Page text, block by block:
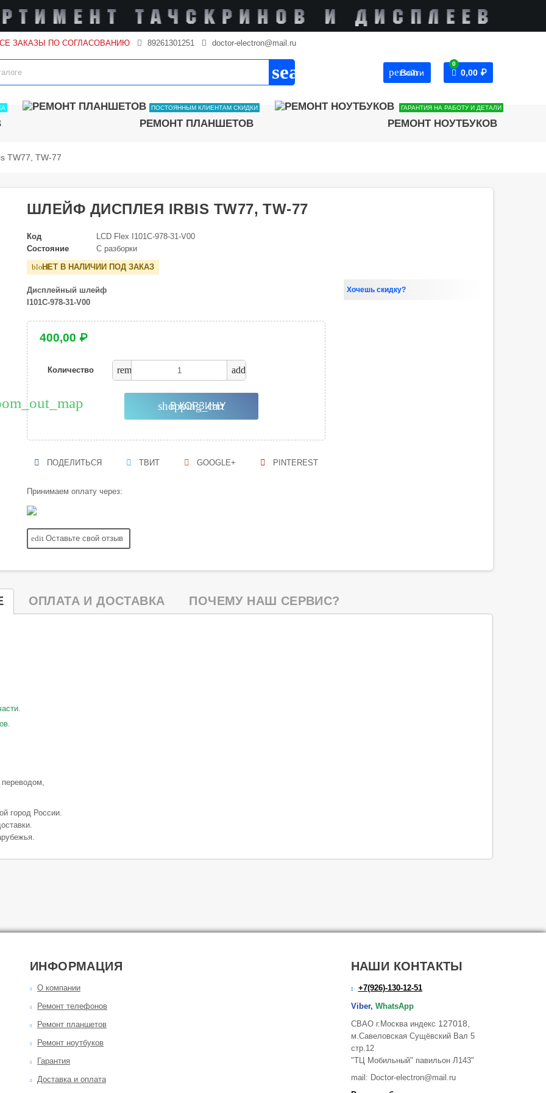
ЗАКАЗЫ ПО СОГЛАСОВАНИЮ 89261301251 doctor-electron@mail.ru
search person
Войти
0
0,00 ₽
РЕМОНТ ПЛАНШЕТОВ
ПОСТОЯННЫМ КЛИЕНТАМ СКИДКИ
РЕМОНТ НОУТБУКОВ
ГАРАНТИЯ НА РАБОТУ И ДЕТАЛИ
TW77, TW-77
ШЛЕЙФ ДИСПЛЕЯ IRBIS TW77, TW-77
Код
LCD Flex I101C-978-31-V00
Состояние
С разборки
block
НЕТ В НАЛИЧИИ ПОД ЗАКАЗ
Дисплейный шлейф
I101C-978-31-V00
400,00 ₽
Количество remove add
shopping_cart
В КОРЗИНУ
ПОДЕЛИТЬСЯ ТВИТ GOOGLE+ PINTEREST
Принимаем оплату через:
edit Оставьте свой отзыв
Хочешь скидку?
ОПЛАТА И ДОСТАВКА ПОЧЕМУ НАШ СЕРВИС?
город России.
ИНФОРМАЦИЯ
О компании
Ремонт телефонов
Ремонт планшетов
Ремонт ноутбуков
Гарантия
Доставка и оплата
НАШИ КОНТАКТЫ
+7(926)-130-12-51
Viber, WhatsApp
СВАО г.Москва индекс 127018,
м.Савеловская Сущёвский Вал 5
стр.12
"ТЦ Мобильный" павильон Л143"
mail: Doctor-electron@mail.ru